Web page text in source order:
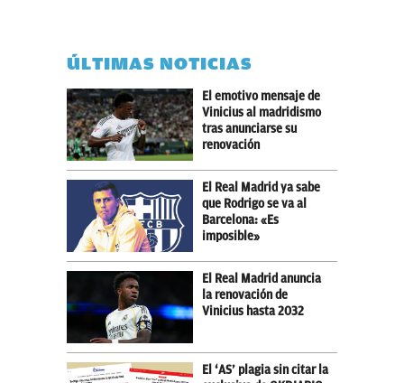
ÚLTIMAS NOTICIAS
El emotivo mensaje de
Vinicius al madridismo
tras anunciarse su
renovación
El Real Madrid ya sabe
que Rodrigo se va al
Barcelona: «Es
imposible»
El Real Madrid anuncia
la renovación de
Vinicius hasta 2032
El ‘AS’ plagia sin citar la